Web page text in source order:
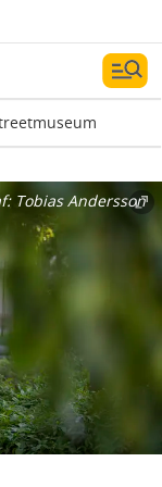
Tobias Andersson